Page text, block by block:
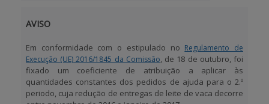
Login / Register
AVISO
Em conformidade com o estipulado no Regulamento de
Execução (UE) 2016/1845 da Comissão, de 18 de outubro, foi
fixado um coeficiente de atribuição a aplicar às
quantidades constantes dos pedidos de ajuda para o 2.º
periodo, cuja redução de entregas de leite de vaca decorre